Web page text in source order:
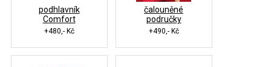
podhlavník
Comfort
+480,- Kč
čalouněné
područky
+490,- Kč